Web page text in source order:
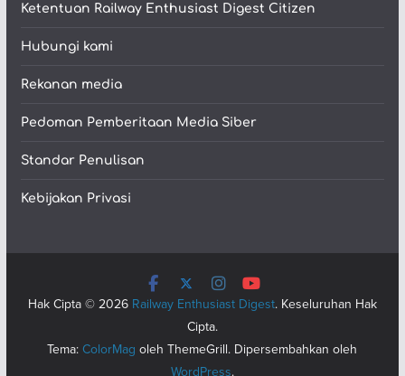
Ketentuan Railway Enthusiast Digest Citizen
Hubungi kami
Rekanan media
Pedoman Pemberitaan Media Siber
Standar Penulisan
Kebijakan Privasi
Hak Cipta © 2026 Railway Enthusiast Digest. Keseluruhan Hak
Cipta.
Tema:ColorMag oleh ThemeGrill. Dipersembahkan oleh
WordPress.